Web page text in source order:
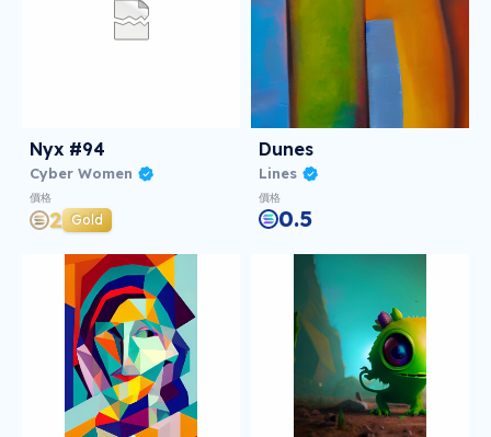
Nyx #94
Cyber Women
價格
2 Gold
Dunes
Lines
價格
0.5